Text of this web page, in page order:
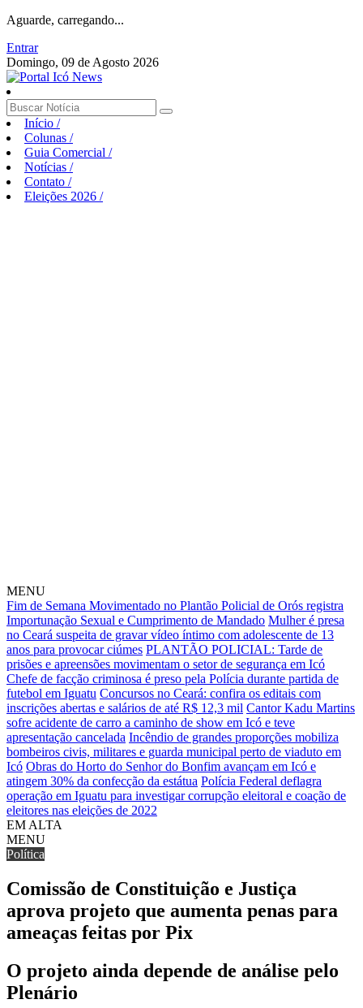
Aguarde, carregando...
Entrar
Domingo, 09 de Agosto 2026
Início /
Colunas /
Guia Comercial /
Notícias /
Contato /
Eleições 2026 /
MENU
Fim de Semana Movimentado no Plantão Policial de Orós registra
Importunação Sexual e Cumprimento de Mandado Mulher é presa
no Ceará suspeita de gravar vídeo íntimo com adolescente de 13
anos para provocar ciúmes PLANTÃO POLICIAL: Tarde de
prisões e apreensões movimentam o setor de segurança em Icó
Chefe de facção criminosa é preso pela Polícia durante partida de
futebol em Iguatu Concursos no Ceará: confira os editais com
inscrições abertas e salários de até R$ 12,3 mil Cantor Kadu Martins
sofre acidente de carro a caminho de show em Icó e teve
apresentação cancelada Incêndio de grandes proporções mobiliza
bombeiros civis, militares e guarda municipal perto de viaduto em
Icó Obras do Horto do Senhor do Bonfim avançam em Icó e
atingem 30% da confecção da estátua Polícia Federal deflagra
operação em Iguatu para investigar corrupção eleitoral e coação de
eleitores nas eleições de 2022
EM ALTA
MENU
Política
Comissão de Constituição e Justiça
aprova projeto que aumenta penas para
ameaças feitas por Pix
O projeto ainda depende de análise pelo
Plenário